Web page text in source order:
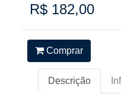
R$ 182,00
Comprar
Descrição